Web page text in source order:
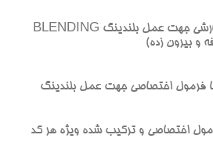
پارچه مخصوص سفارشي جهت عمل بلندينگ BLENDING
و بيرون زده)
فرمول اختصاصي جهت عمل بلندينگ
اختصاصي و ترکيب شده ويژه هر کد